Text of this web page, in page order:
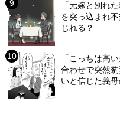
「元嫁と別れ
を突っ込まれ
じれる？
「こっちは高
合わせで突然
いと信じた義